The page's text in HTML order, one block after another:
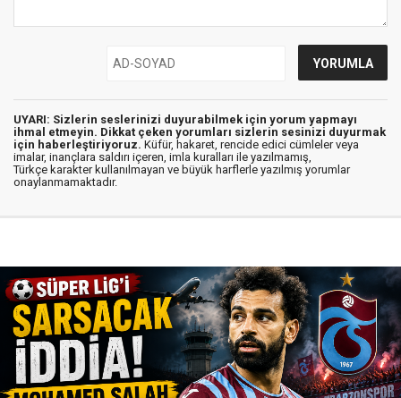
UYARI: Sizlerin seslerinizi duyurabilmek için yorum yapmayı
ihmal etmeyin. Dikkat çeken yorumları sizlerin sesinizi duyurmak
için haberleştiriyoruz. Küfür, hakaret, rencide edici cümleler veya
imalar, inançlara saldırı içeren, imla kuralları ile yazılmamış,
Türkçe karakter kullanılmayan ve büyük harflerle yazılmış yorumlar
onaylanmamaktadır.